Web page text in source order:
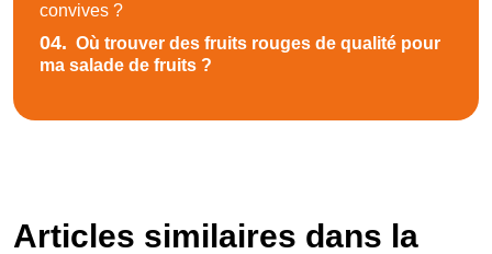
convives ?
04. Où trouver des fruits rouges de qualité pour
ma salade de fruits ?
Articles similaires dans la